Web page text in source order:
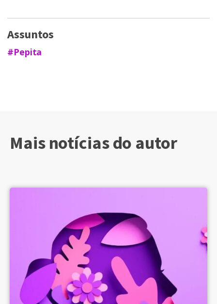
Assuntos
#Pepita
Mais notícias do autor